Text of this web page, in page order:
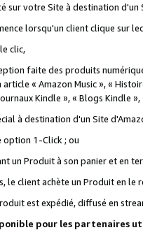
sur votre Site à destination d'un
lorsqu'un client clique sur
clic,
faite des produits
« Amazon Music », «
Kindle », « Blogs Kindle
à destination d'un Site
1-Click ; ou
Produit à son panier et en
client achète un Produit en le
est expédié, diffusé en
pour les partenaires